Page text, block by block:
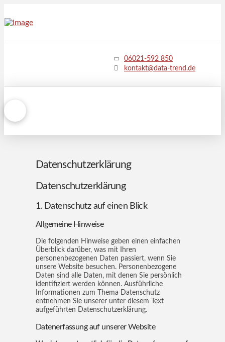
06021-592 850
kontakt@data-trend.de
Datenschutzerklärung
Datenschutzerklärung
1. Datenschutz auf einen Blick
Allgemeine Hinweise
Die folgenden Hinweise geben einen einfachen
Überblick darüber, was mit Ihren
personenbezogenen Daten passiert, wenn Sie
unsere Website besuchen. Personenbezogene
Daten sind alle Daten, mit denen Sie persönlich
identifiziert werden können. Ausführliche
Informationen zum Thema Datenschutz
entnehmen Sie unserer unter diesem Text
aufgeführten Datenschutzerklärung.
Datenerfassung auf unserer Website